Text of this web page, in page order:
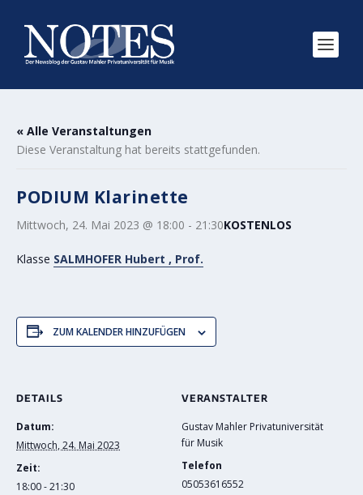
« Alle Veranstaltungen
Diese Veranstaltung hat bereits stattgefunden.
PODIUM Klarinette
Mittwoch, 24. Mai 2023 @ 18:00 - 21:30KOSTENLOS
Klasse SALMHOFER Hubert , Prof.
ZUM KALENDER HINZUFÜGEN
DETAILS
Datum:
Mittwoch, 24. Mai 2023
Zeit:
18:00 - 21:30
VERANSTALTER
Gustav Mahler Privatuniversität
für Musik
Telefon
05053616552